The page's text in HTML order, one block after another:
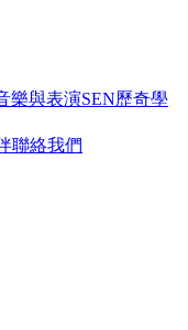
樂與表演SEN歷奇學
聯絡我們